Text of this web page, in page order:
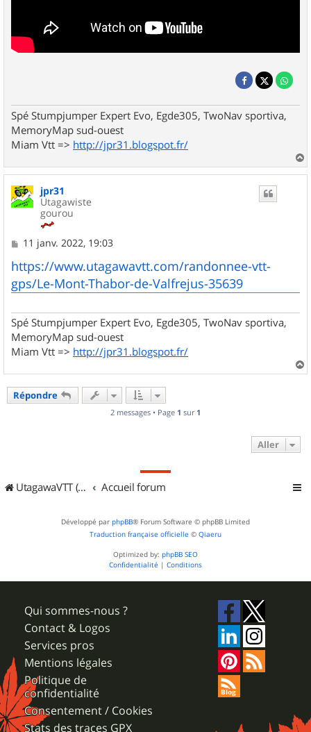
Spé Stumpjumper Expert Evo, Egde305, TwoNav sportiva,
MemoryMap sud-ouest
Miam Vtt => http://jpr31.blogspot.fr/
a
u
jpr31
Utagawiste
gourou
M
s
s
a
g
11 janv. 2022, 19:03
https://www.utagawavtt.com/randonnee-vtt-
gps/Le-Mont-Thabor-de-Valfrejus-35639
Spé Stumpjumper Expert Evo, Egde305, TwoNav sportiva,
MemoryMap sud-ouest
Miam Vtt => http://jpr31.blogspot.fr/
a
Répondre
2 messages • Page 1 sur 1
Aller
UtagawaVTT (Randos VTT et VTTAE avec traces GPS) Accueil forum
Développé par phpBB® Forum Software © phpBB Limited
Traduction française officielle © Qiaeru
Optimized by: phpBB SEO
Confidentialité | Conditions
Qui sommes-nous ?
Contact & Logos
Services pros
Mentions légales
Politique de
confidentialité
Consentement / Cookies
Stats des traces GPX